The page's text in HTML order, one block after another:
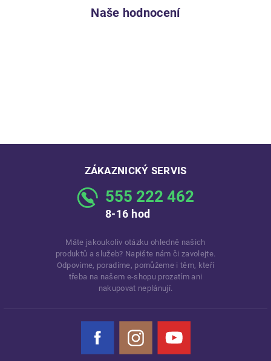
Naše hodnocení
ZÁKAZNICKÝ SERVIS
555 222 462
8-16 hod
Máte jakoukoliv otázku ohledně našich
produktů a služeb? Napište nám či zavolejte.
Odpovíme, poradíme, pomůžeme i těm, kteří
třeba na našem e-shopu prozatím ani
nakupovat neplánují.
Facebook Instagram YouTube